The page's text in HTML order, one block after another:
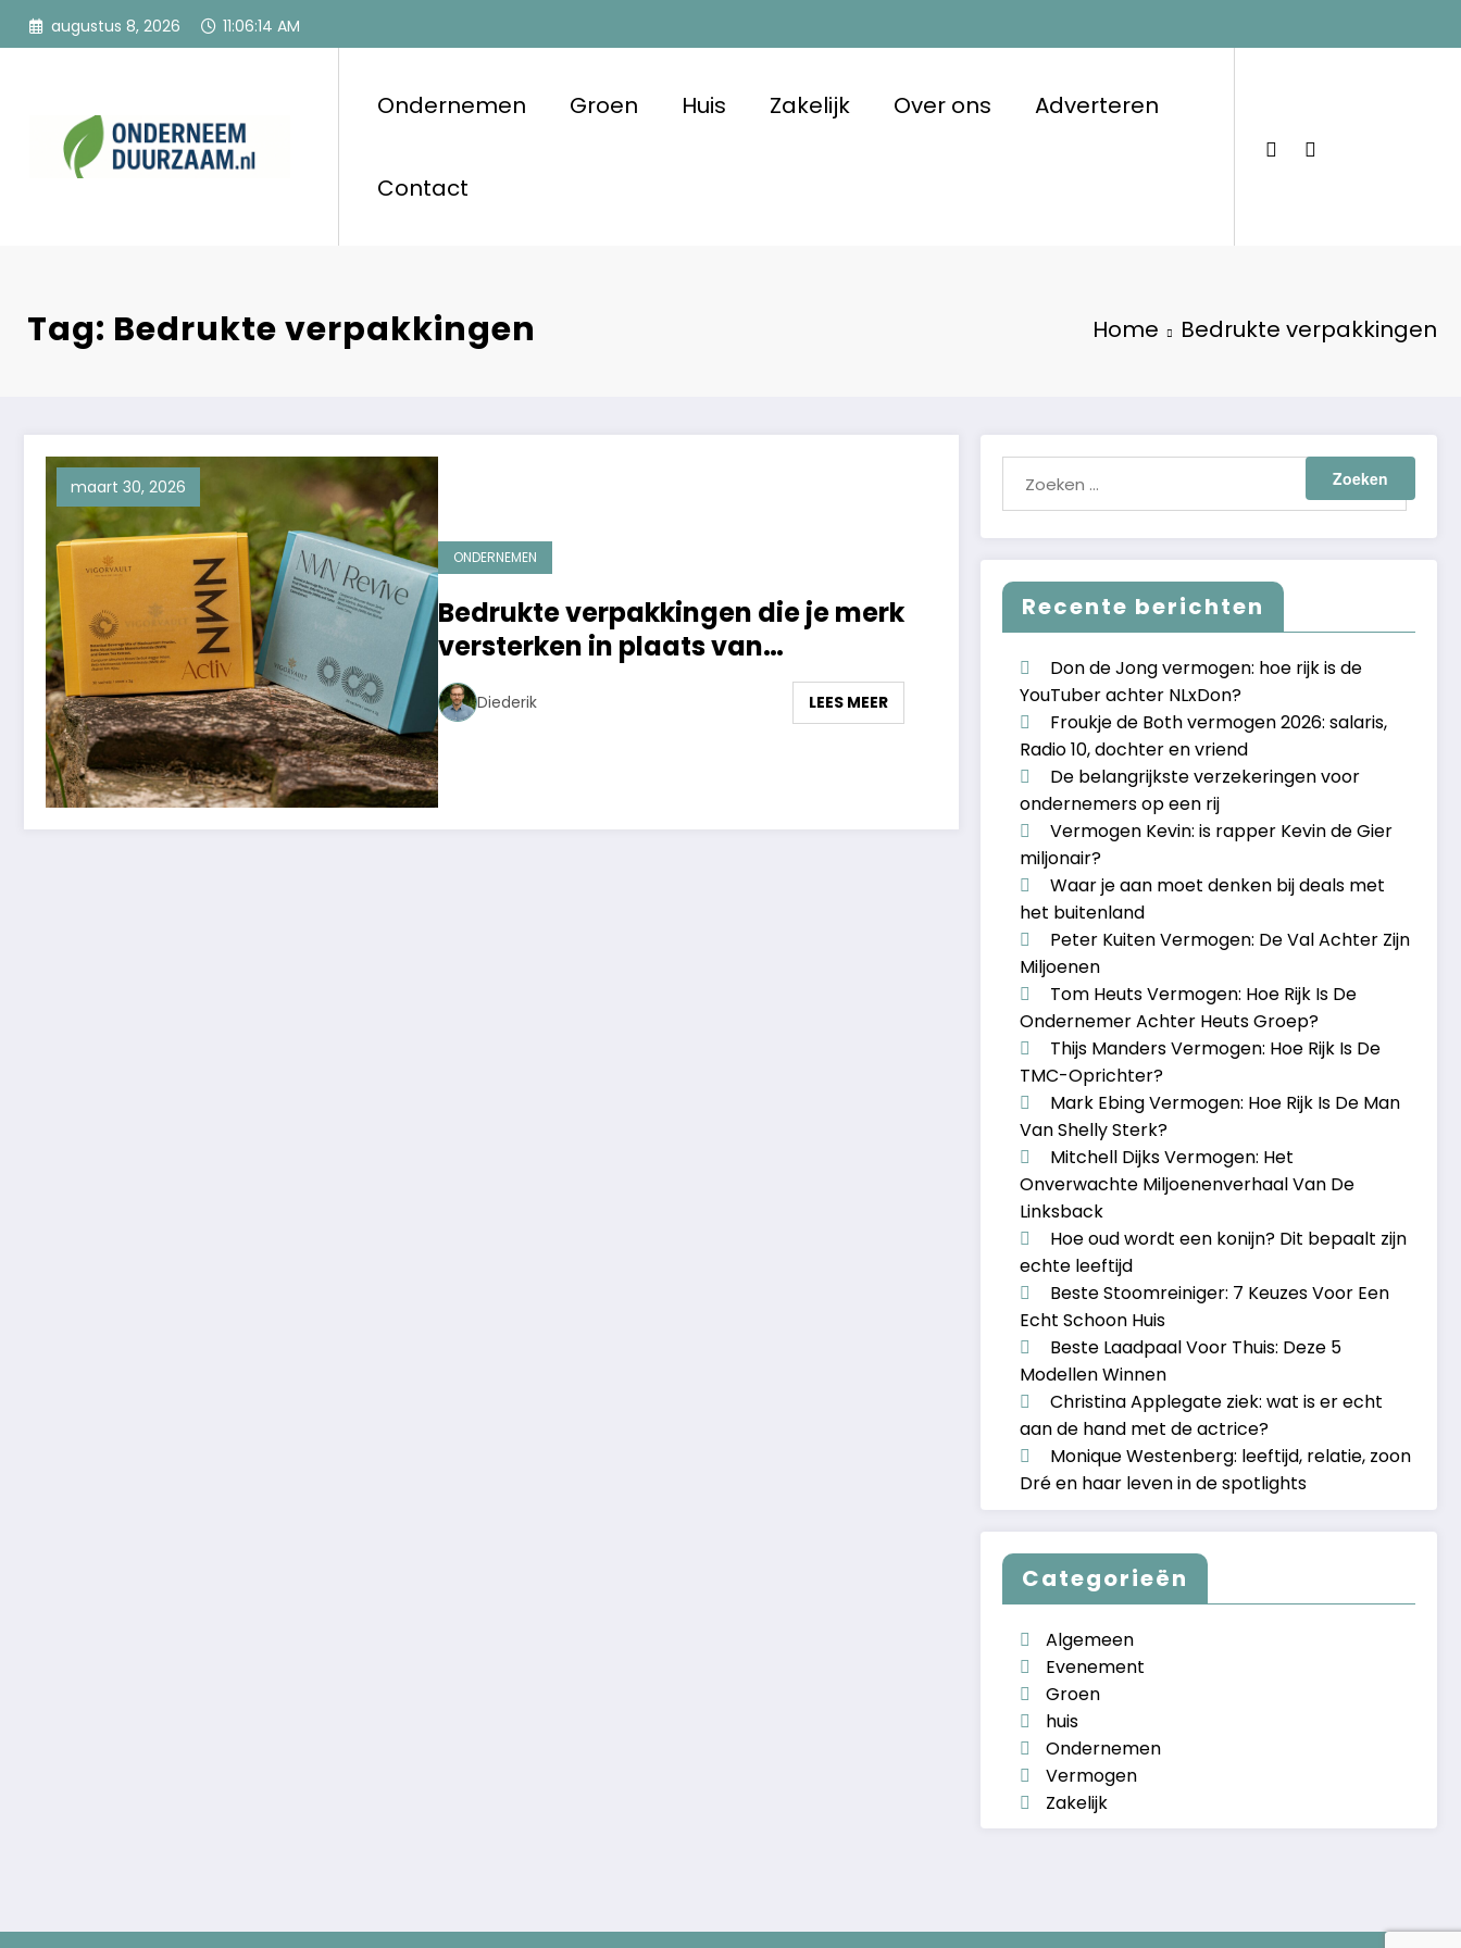
naar
augustus 8, 2026 11:06:15 AM
Onderneem Duurzaam
Ondernemen Groen Huis Zakelijk Over ons Adverteren
Contact
Tag: Bedrukte verpakkingen Home Bedrukte verpakkingen
maart 30, 2026
ONDERNEMEN
Bedrukte verpakkingen die je merk
versterken in plaats van
verzwakken
Diederik LEES MEER
Recente berichten
Don de Jong vermogen: hoe rijk is de
YouTuber achter NLxDon?
Froukje de Both vermogen 2026: salaris,
Radio 10, dochter en vriend
De belangrijkste verzekeringen voor
ondernemers op een rij
Vermogen Kevin: is rapper Kevin de Gier
miljonair?
Waar je aan moet denken bij deals met
het buitenland
Peter Kuiten Vermogen: De Val Achter Zijn
Miljoenen
Tom Heuts Vermogen: Hoe Rijk Is De
Ondernemer Achter Heuts Groep?
Thijs Manders Vermogen: Hoe Rijk Is De
TMC-Oprichter?
Mark Ebing Vermogen: Hoe Rijk Is De Man
Van Shelly Sterk?
Mitchell Dijks Vermogen: Het
Onverwachte Miljoenenverhaal Van De
Linksback
Hoe oud wordt een konijn? Dit bepaalt zijn
echte leeftijd
Beste Stoomreiniger: 7 Keuzes Voor Een
Echt Schoon Huis
Beste Laadpaal Voor Thuis: Deze 5
Modellen Winnen
Christina Applegate ziek: wat is er echt
aan de hand met de actrice?
Monique Westenberg: leeftijd, relatie, zoon
Dré en haar leven in de spotlights
Categorieën
Algemeen
Evenement
Groen
huis
Ondernemen
Vermogen
Zakelijk